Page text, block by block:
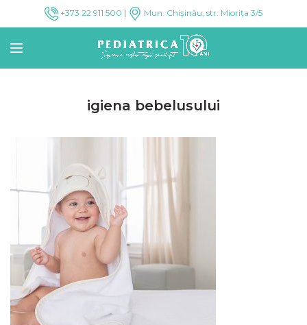
+373 22 911 500 | Mun. Chișinău, str. Miorița 3/5
igiena bebelusului